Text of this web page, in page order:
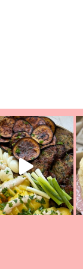
חשבתי מה לחדש
אורז יצירתי